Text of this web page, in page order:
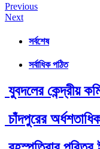
Post
navigation
Previous
Next
সর্বশেষ
সর্বাধিক পঠিত
যুবদলের কেন্দ্রীয়
চাঁদপুরের